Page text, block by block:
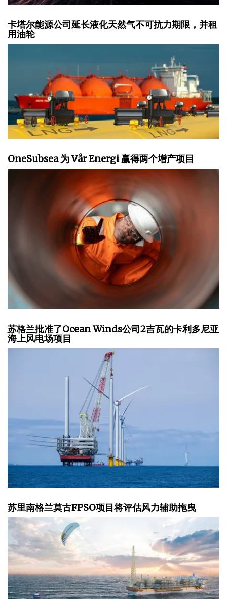
卡塔尔能源公司延长液化天然气不可抗力期限，并租
用油轮
OneSubsea 为 Vår Energi 赢得两个增产项目
苏格兰批准了Ocean Winds公司2吉瓦的卡利多尼亚
海上风电场项目
苏里南格兰莫古FPSO项目将评估风力辅助拖曳